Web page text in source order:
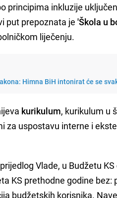
principima inkluzije
put prepoznata je 'Škola u
liječenju.
Himna BiH intonirat će se
kurikulum, kurikulum u
za uspostavu interne i
Vlade, u Budžetu KS
KS prethodne godine
budžetskih korisnika.